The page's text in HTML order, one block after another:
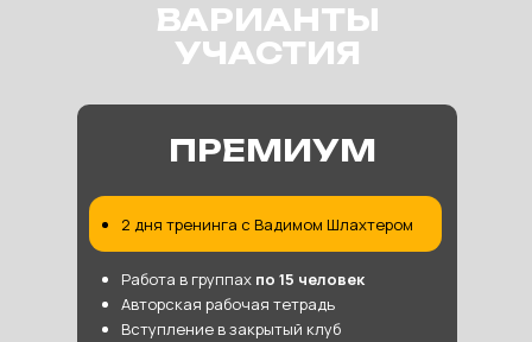
ВАРИАНТЫ
УЧАСТИЯ
ПРЕМИУМ
2 дня тренинга с Вадимом Шлахтером
Работа в группах по 15 человек
Авторская рабочая тетрадь
Вступление в закрытый клуб